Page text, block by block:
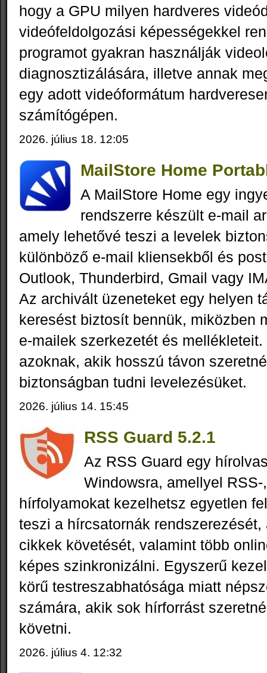
hogy a GPU milyen hardveres
videófeldolgozási képességekkel
programot gyakran használják
diagnosztizálására, illetve annak
egy adott videóformátum
számítógépen.
2026. július 18. 12:05
MailStore Home
A MailStore Home egy
rendszerre készült e-mail
amely lehetővé teszi a levelek
különböző e-mail kliensekből és
Outlook, Thunderbird, Gmail vagy
Az archivált üzeneteket egy helyen
keresést biztosít bennük, miközben
e-mailek szerkezetét és
azoknak, akik hosszú távon
biztonságban tudni levelezésüket.
2026. július 14. 15:45
RSS Guard 5.2.1
Az RSS Guard egy
Windowsra, amellyel
hírfolyamokat kezelhetsz egyetlen
teszi a hírcsatornák rendszerezését,
cikkek követését, valamint több
képes szinkronizálni. Egyszerű
körű testreszabhatósága miatt
számára, akik sok hírforrást
követni.
2026. július 4. 12:32